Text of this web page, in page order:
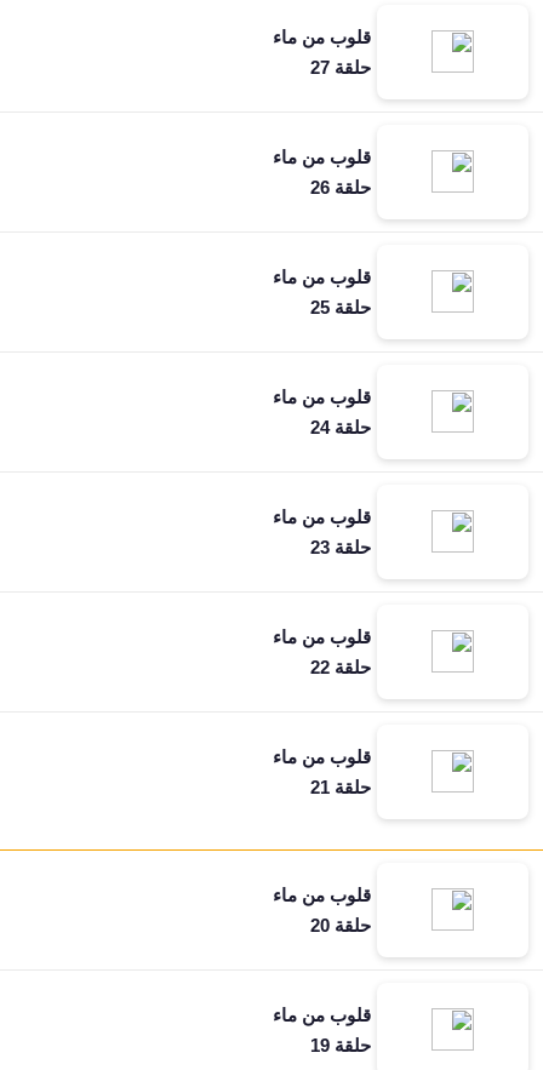
قلوب من ماء
حلقة 27
قلوب من ماء
حلقة 26
قلوب من ماء
حلقة 25
قلوب من ماء
حلقة 24
قلوب من ماء
حلقة 23
قلوب من ماء
حلقة 22
قلوب من ماء
حلقة 21
قلوب من ماء
حلقة 20
قلوب من ماء
حلقة 19